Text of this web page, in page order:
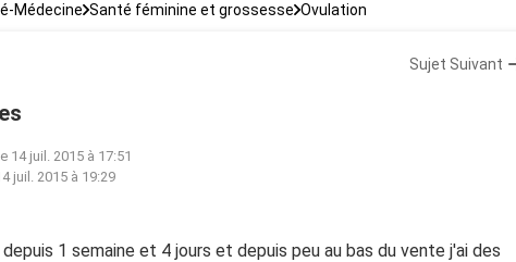
Médecine Santé féminine et grossesse Ovulation
Sujet Suivant
14 juil. 2015 à 17:51
juil. 2015 à 19:29
1 semaine et 4 jours et depuis peu au bas du vente j'ai des